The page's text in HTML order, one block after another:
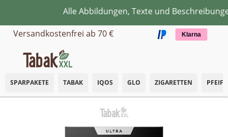
Zum Hauptinhalt springenAlle Abbildungen, Texte und
Versandkostenfrei ab 70 €
Klarna
SPARPAKETE TABAK IQOS GLO ZIGARETTEN